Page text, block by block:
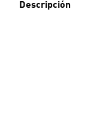
Descripción